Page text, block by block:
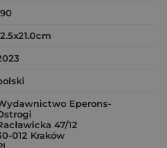
Eperons-
47/12
012 Kraków